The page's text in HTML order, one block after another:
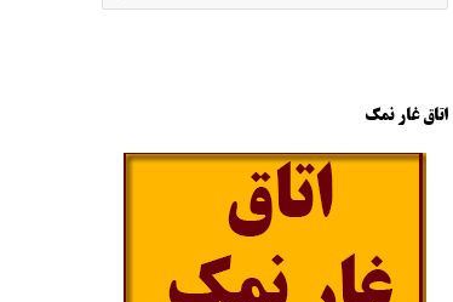
اتاق غار نمک